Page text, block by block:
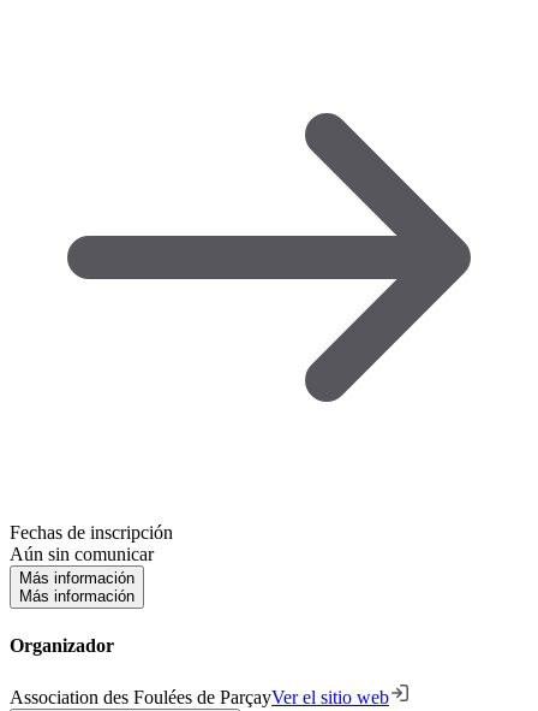
Fechas de inscripción
Aún sin comunicar
Más información
Más información
Organizador
Association des Foulées de ParçayVer el sitio web